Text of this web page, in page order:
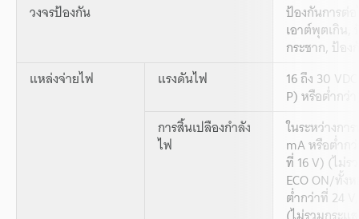
วงจรป้องกัน
ป้องกันการต่
เอาต์พุตเกิน,
กระชาก, ป้อ
แหล่งจ่ายไฟ
แรงดันไฟ 16 ถึง 30
P) หรือต่ำกว่
การสิ้นเปลืองกำลัง
ไฟ
ในระหว่างกา
mA หรือต่ำก
ที่ 16 V) (ไม่ร
ECO ON/ทั้ง
ต่ำกว่าที่ 24